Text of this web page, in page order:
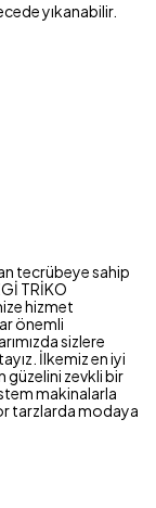
yıkanabilir.
tecrübeye sahip
TRİKO
hizmet
önemli
sizlere
İlkemiz en iyi
güzelini zevkli bir
makinalarla
tarzlarda modaya